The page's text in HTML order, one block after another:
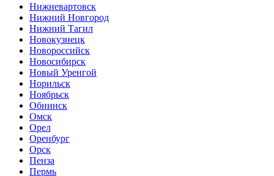
Нижневартовск
Нижний Новгород
Нижний Тагил
Новокузнецк
Новороссийск
Новосибирск
Новый Уренгой
Норильск
Ноябрьск
Обнинск
Омск
Орел
Оренбург
Орск
Пенза
Пермь